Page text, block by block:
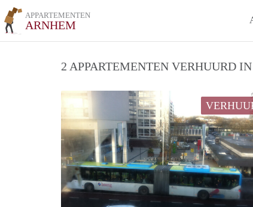
APPARTEMENTEN
ARNHEM
2 APPARTEMENTEN VERHUURD